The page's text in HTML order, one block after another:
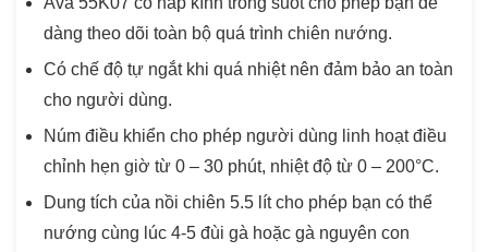
dàng theo dõi toàn bộ quá trình chiên nướng.
Có chế độ tự ngắt khi quá nhiệt nên đảm bảo an toàn
cho người dùng.
Núm điều khiển cho phép người dùng linh hoạt điều
chỉnh hẹn giờ từ 0 – 30 phút, nhiệt độ từ 0 – 200°C.
Dung tích của nồi chiên 5.5 lít cho phép bạn có thể
nướng cùng lúc 4-5 đùi gà hoặc gà nguyên con